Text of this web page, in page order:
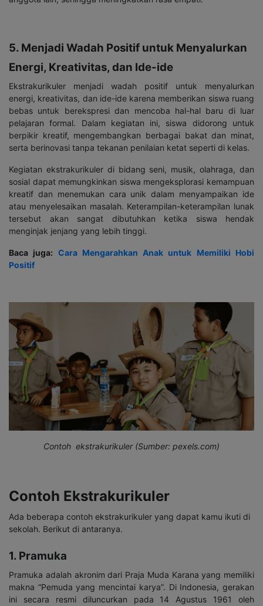
5. Menjadi Wadah Positif untuk Menyalurkan
Energi, Kreativitas, dan Ide-ide
Ekstrakurikuler menjadi wadah positif untuk menyalurkan
energi, kreativitas, dan ide-ide karena memberikan siswa ruang
bebas untuk berekspresi dan mencoba hal-hal baru di luar
pelajaran formal. Dalam kegiatan ini, siswa didorong untuk
berpikir kreatif, mengembangkan berbagai bakat dan minat,
serta berinovasi tanpa tekanan penilaian ketat seperti di kelas.
Kegiatan ekstrakurikuler di bidang seni, musik, olahraga, dan
sosial dapat memungkinkan siswa mengeksplorasi kemampuan
kreatif dan menemukan cara unik dalam menyampaikan ide
atau menyelesaikan masalah. Keterampilan-keterampilan lunak
tersebut akan sangat dibutuhkan ketika siswa hendak
menginjak jenjang yang lebih tinggi.
Baca juga: Cara Mengarahkan Anak untuk Memiliki Hobi
Positif
Contoh ekstrakurikuler (Sumber: pexels.com)
Contoh Ekstrakurikuler
Ada beberapa contoh ekstrakurikuler yang dapat kamu ikuti di
sekolah. Berikut di antaranya.
1. Pramuka
Pramuka adalah akronim dari Praja Muda Karana yang memiliki
makna “Pemuda yang mencintai karya”. Di Indonesia, gerakan
ini secara resmi diluncurkan pada 14 Agustus 1961 oleh